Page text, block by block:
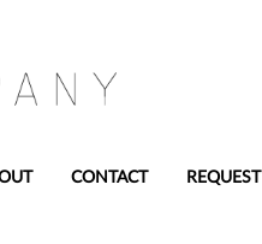
CONTACT REQUEST